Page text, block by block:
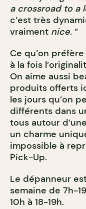
a crossroad to a
c’est très
vraiment nice. ”
Ce qu’on
à la fois
On aime aussi
produits offerts
les jours qu’on
différents dans
tous autour
un charme
impossible à
Pick-Up.
Le dépanneur
semaine de 7h-
10h à 18-19h.